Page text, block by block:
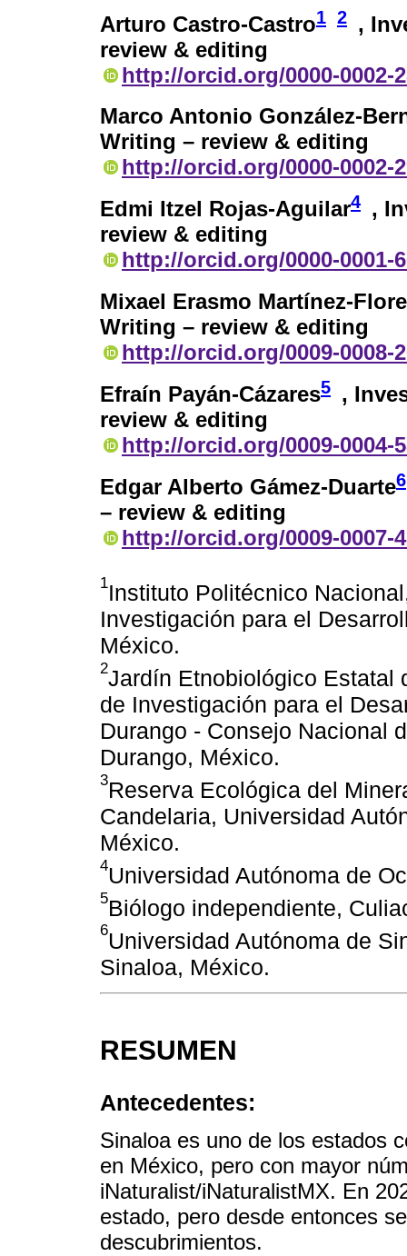
Arturo Castro-Castro1 2 ,
review & editing
http://orcid.org/0000-0002-
Marco Antonio González-
Writing – review & editing
http://orcid.org/0000-0002-
Edmi Itzel Rojas-Aguilar4 ,
review & editing
http://orcid.org/0000-0001-
Mixael Erasmo Martínez-
Writing – review & editing
http://orcid.org/0009-0008-
Efraín Payán-Cázares5 ,
review & editing
http://orcid.org/0009-0004-
Edgar Alberto Gámez-Duarte6
– review & editing
http://orcid.org/0009-0007-
1Instituto Politécnico
Investigación para el
México.
2Jardín Etnobiológico Estatal
de Investigación para el
Durango - Consejo Nacional
Durango, México.
3Reserva Ecológica del
Candelaria, Universidad
México.
4Universidad Autónoma de
5Biólogo independiente,
6Universidad Autónoma de
Sinaloa, México.
RESUMEN
Antecedentes:
Sinaloa es uno de los estados
en México, pero con mayor
iNaturalist/iNaturalistMX. En
estado, pero desde entonces
descubrimientos.